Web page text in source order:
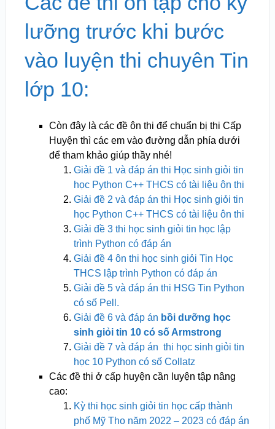
lưỡng trước khi bước
vào luyện thi chuyên Tin
lớp 10:
Còn đây là các đề ôn thi để chuẩn bị thi Cấp
Huyện thì các em vào đường dẫn phía dưới
để tham khảo giúp thầy nhé!
Giải đề 1 và đáp án thi Học sinh giỏi tin
học Python C++ THCS có tài liệu ôn thi
Giải đề 2 và đáp án thi Học sinh giỏi tin
học Python C++ THCS có tài liệu ôn thi
Giải đề 3 thi học sinh giỏi tin học lập
trình Python có đáp án
Giải đề 4 ôn thi học sinh giỏi Tin Học
THCS lập trình Python có đáp án
Giải đề 5 và đáp án thi HSG Tin Python
có số Pell.
Giải đề 6 và đáp án bồi dưỡng học
sinh giỏi tin 10 có số Armstrong
Giải đề 7 và đáp án thi học sinh giỏi tin
học 10 Python có số Collatz
Các đề thi ở cấp huyện cần luyện tập nâng
cao:
Kỳ thi học sinh giỏi tin học cấp thành
phố Mỹ Tho năm 2022 – 2023 có đáp án